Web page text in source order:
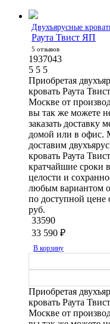
Двухъярусные
Раута Твист ЯП
5 отзывов
1937043
5 5 5
Приобретая
кровать Раута
Москве от
вы так же можете
заказать доставку
домой или в офис.
доставим
кровать Раута
кратчайшие сроки в
целости и
любым вариантом
по доступной цене
руб.
33590
33 590 ₽
В корзину
Приобретая
кровать Раута
Москве от